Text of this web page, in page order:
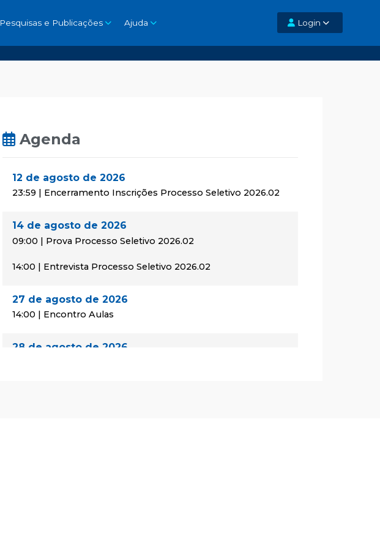
Pesquisas e Publicações Ajuda Login
Agenda
12 de agosto de 2026
23:59 | Encerramento Inscrições Processo Seletivo 2026.02
14 de agosto de 2026
09:00 | Prova Processo Seletivo 2026.02
14:00 | Entrevista Processo Seletivo 2026.02
27 de agosto de 2026
14:00 | Encontro Aulas
28 de agosto de 2026